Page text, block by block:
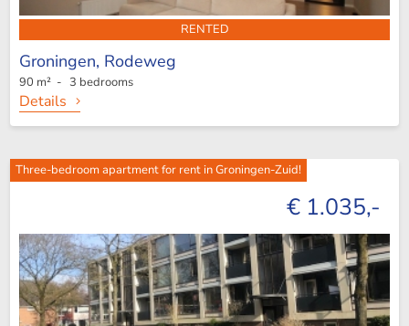
RENTED
Groningen, Rodeweg
90 m² - 3 bedrooms
Details
Three-bedroom apartment for rent in Groningen-Zuid!
€ 1.035,-